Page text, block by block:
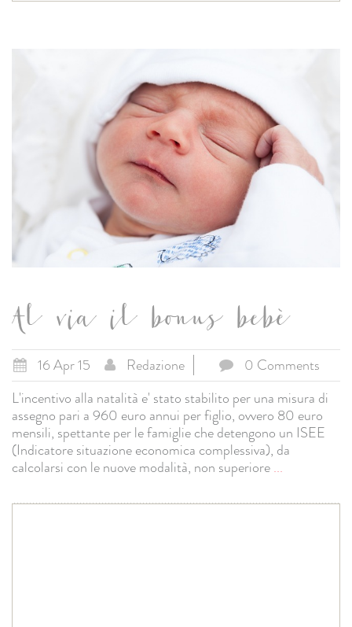
Al via il bonus bebè
16 Apr 15 Redazione
0 Comments
L'incentivo alla natalità e' stato stabilito per una misura di
assegno pari a 960 euro annui per figlio, ovvero 80 euro
mensili, spettante per le famiglie che detengono un ISEE
(Indicatore situazione economica complessiva), da
calcolarsi con le nuove modalità, non superiore...